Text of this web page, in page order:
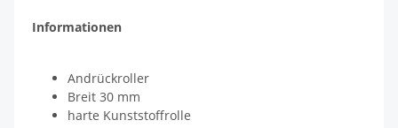
Informationen
Andrückroller
Breit 30 mm
harte Kunststoffrolle